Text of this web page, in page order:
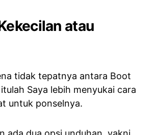
atau
tidak tepatnya antara Boot
Saya lebih menyukai cara
untuk ponselnya.